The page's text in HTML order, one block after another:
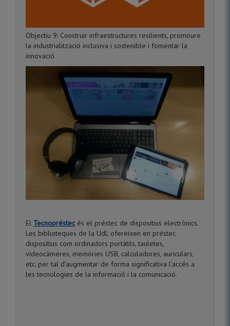
Objectiu 9: Construir infraestructures resilients, promoure
la industrialització inclusiva i sostenible i fomentar la
innovació
El Tecnopréstecés el préstec de dispositius electrònics.
Les biblioteques de la UdL ofereixen en préstec
dispositius com ordinadors portàtils, tauletes,
videocàmeres, memòries USB, calculadores, auriculars,
etc. per tal d’augmentar de forma significativa l’accés a
les tecnologies de la informació i la comunicació.